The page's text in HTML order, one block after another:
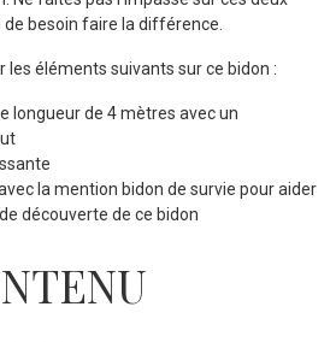
besoin faire la différence.
les éléments suivants sur ce bidon :
longueur de 4 mètres avec un
la mention bidon de survie pour aider
découverte de ce bidon